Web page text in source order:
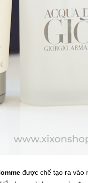
được chế tạo ra vào